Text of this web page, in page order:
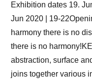
Exhibition dates 19.
Jun 2020 | 19-
harmony there is no
there is no
abstraction, surface
joins together various